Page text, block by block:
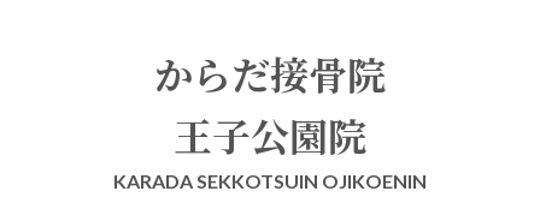
からだ接骨院
王子公園院
KARADA SEKKOTSUIN OJIKOENIN